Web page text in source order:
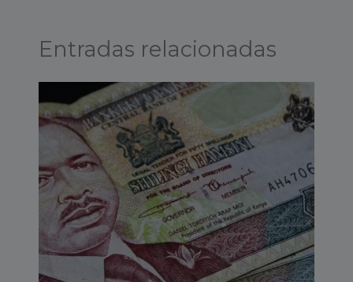
Entradas relacionadas